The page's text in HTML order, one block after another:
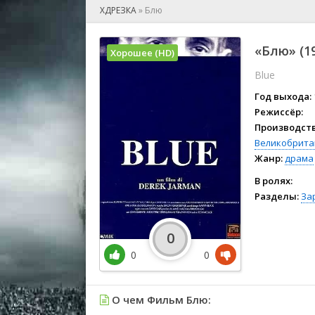
🕺 Мюзикл
👨‍💻
🎤 Ток-
🧙‍♀️
🏅
ХДРЕЗКА» Блю
«Блю»
Blue
Год выхода:
Режиссёр:
Жанр:драма
В ролях:
Разделы:
Хорошее (HD)
0
0
0
О чем Фильм Блю: